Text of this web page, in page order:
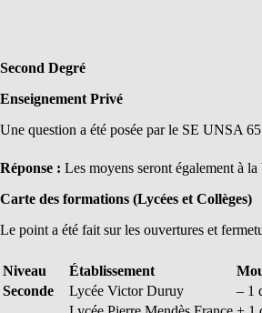
Second Degré
Enseignement Privé
Une question a été posée par le SE UNSA
Réponse : Les moyens seront également à
Carte des formations (Lycées et Collèges)
Le point a été fait sur les ouvertures et
Niveau Établissement
Seconde
Lycée Victor Duruy
– 1